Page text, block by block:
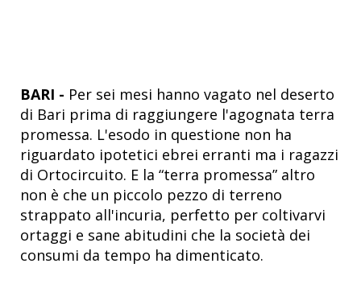
BARI - Per sei mesi hanno vagato nel deserto
di Bari prima di raggiungere l'agognata terra
promessa. L'esodo in questione non ha
riguardato ipotetici ebrei erranti ma i ragazzi
di Ortocircuito. E la “terra promessa” altro
non è che un piccolo pezzo di terreno
strappato all'incuria, perfetto per coltivarvi
ortaggi e sane abitudini che la società dei
consumi da tempo ha dimenticato.